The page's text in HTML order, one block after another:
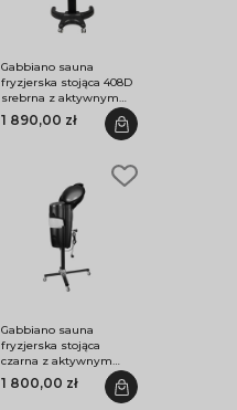
Gabbiano sauna
fryzjerska stojąca 408D
srebrna z aktywnym
ozonem
1 890,00 zł
Gabbiano sauna
fryzjerska stojąca
czarna z aktywnym
ozonem
1 800,00 zł